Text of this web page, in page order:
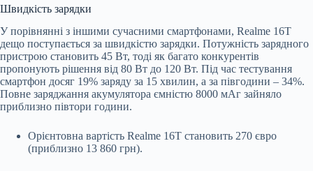
Швидкість зарядки
У порівнянні з іншими сучасними смартфонами, Realme 16T
дещо поступається за швидкістю зарядки. Потужність зарядного
пристрою становить 45 Вт, тоді як багато конкурентів
пропонують рішення від 80 Вт до 120 Вт. Під час тестування
смартфон досяг 19% заряду за 15 хвилин, а за півгодини – 34%.
Повне заряджання акумулятора ємністю 8000 мАг зайняло
приблизно півтори години.
Орієнтовна вартість Realme 16T становить 270 євро
(приблизно 13 860 грн).